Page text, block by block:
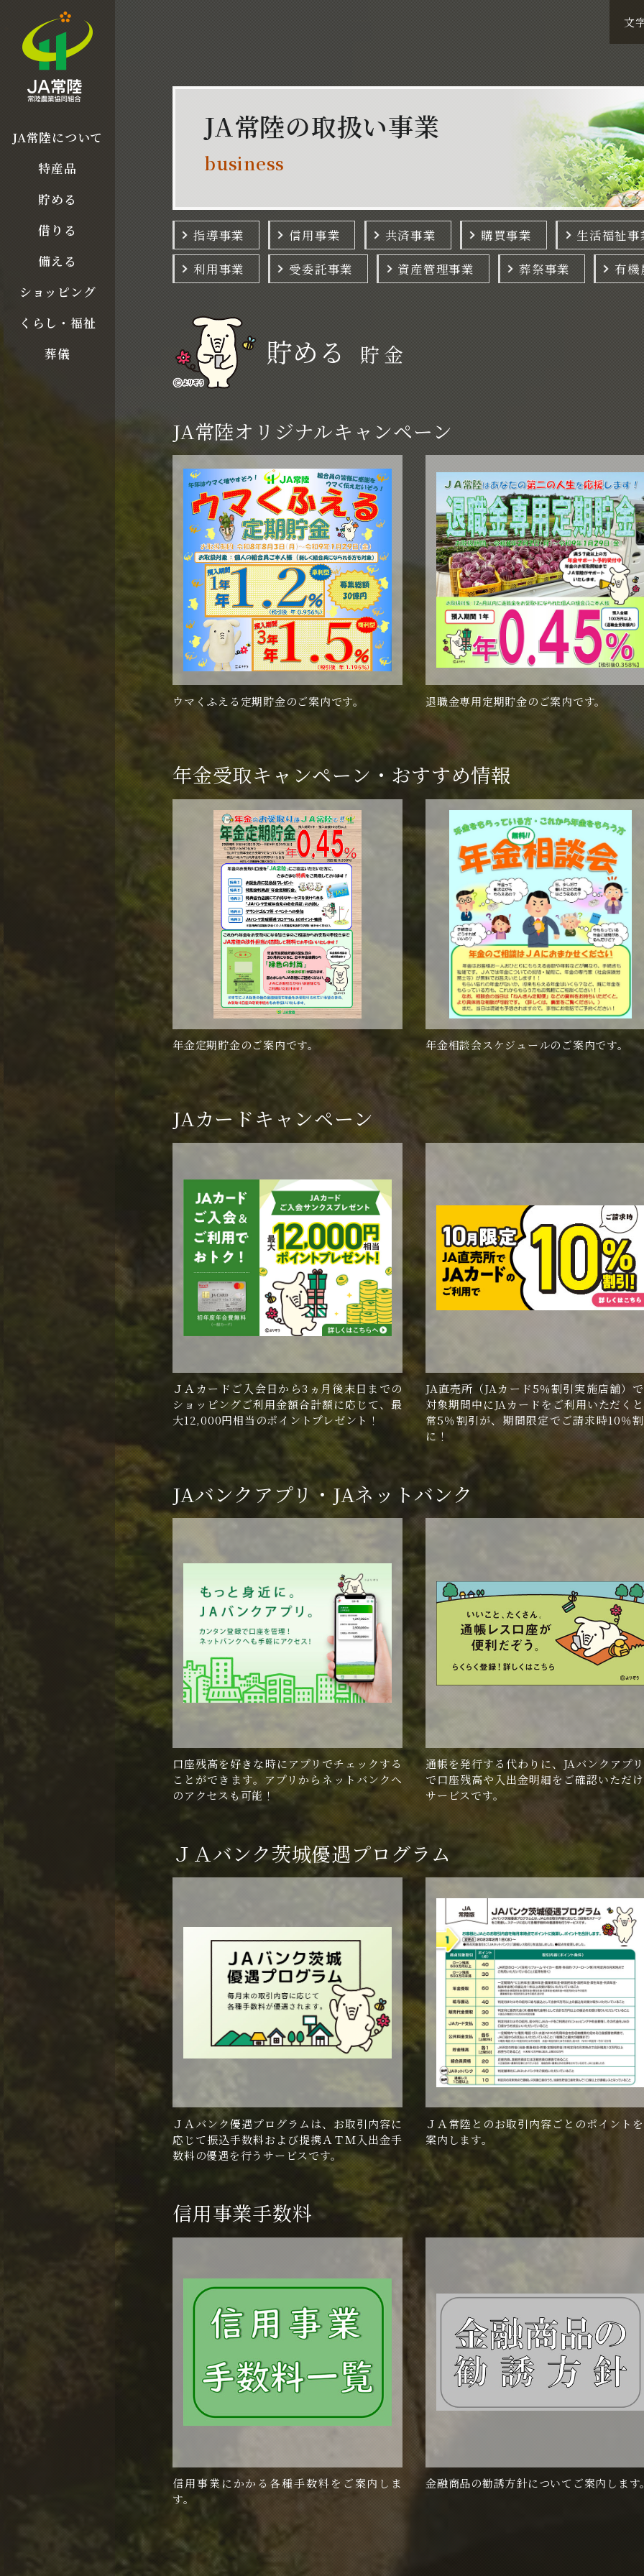
JA常陸について
特産品
貯める
借りる
備える
ショッピング
くらし・福祉
葬儀
JA常陸の取扱い事業
business
指導事業 信用事業 共済事業 購買事業
生活福祉事
利用事業
受委託事業 資産管理事業 葬祭事業 有機
貯める 貯金
JA常陸オリジナルキャンペーン
ウマくふえる定期貯金のご案内です。 退職金専用定期貯金のご案内です。
年金受取キャンペーン・ おすすめ情報
年金定期貯金のご案内です。 年金相談会スケジュールのご案内です。
JAカードキャンペーン
ＪＡカードご入会日から3ヵ月後末日までの
ショッピングご利用金額合計額に応じて、最
大12,000円相当のポイントプレゼント！
JA直売所（JAカード5％割引実施店舗）
対象期間中にJAカードをご利用いただく
常5％割引が、期間限定でご請求時10％
に！
JAバンクアプリ・JAネットバンク
口座残高を好きな時にアプリでチェックする
ことができます。アプリからネットバンクへ
のアクセスも可能！
通帳を発行する代わりに、JAバンクアプ
で口座残高や入出金明細をご確認いただ
サービスです。
ＪＡバンク茨城優遇プログラム
ＪＡバンク優遇プログラムは、お取引内容に
応じて振込手数料および提携ＡＴＭ入出金手
数料の優遇を行うサービスです。
ＪＡ常陸とのお取引内容ごとのポイント
案内します。
信用事業手数料
信用事業にかかる各種手数料をご案内しま
す。
金融商品の勧誘方針についてご案内します
文